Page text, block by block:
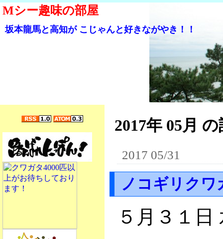
Mシー趣味の部屋
坂本龍馬と高知が こじゃんと好きながやき！！
2017年 05月
2017 05/31
ノコギリクワ
５月３１日